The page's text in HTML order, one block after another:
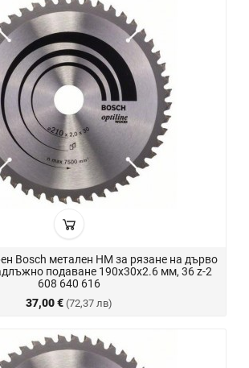
Bosch метален HM за рязане на дърво
подаване 190x30x2.6 мм, 36 z-2
608 640 616
37,00 € (72,37 лв)